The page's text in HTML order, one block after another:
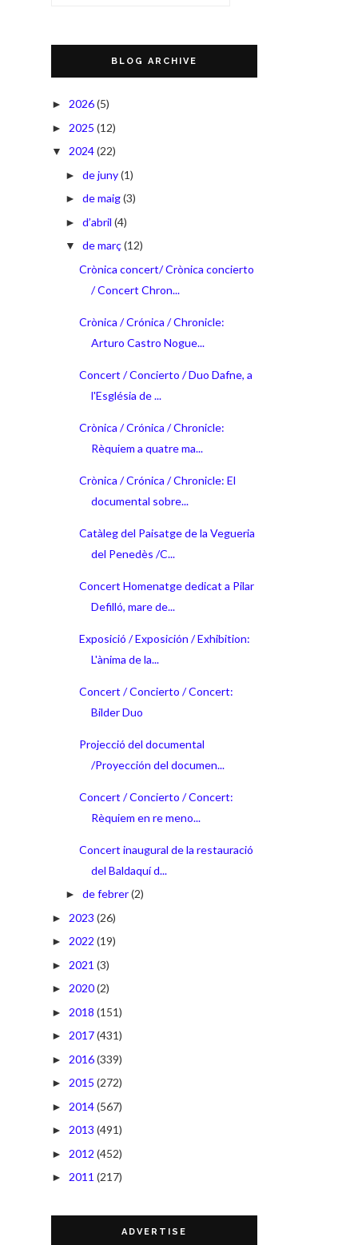
BLOG ARCHIVE
► 2026(5)
► 2025 (12)
▼ 2024(22)
► de juny(1)
► de maig(3)
► d’abril (4)
▼ de març(12)
Crònica concert/ Crònica concierto
/ Concert Chron...
Crònica / Crónica / Chronicle:
Arturo Castro Nogue...
Concert / Concierto / Duo Dafne, a
l'Església de ...
Crònica / Crónica / Chronicle:
Rèquiem a quatre ma...
Crònica / Crónica / Chronicle: El
documental sobre...
Catàleg del Paisatge de la Vegueria
del Penedès /C...
Concert Homenatge dedicat a Pilar
Defilló, mare de...
Exposició / Exposición / Exhibition:
L'ànima de la...
Concert / Concierto / Concert:
Bilder Duo
Projecció del documental
/Proyección del documen...
Concert / Concierto / Concert:
Rèquiem en re meno...
Concert inaugural de la restauració
del Baldaquí d...
► de febrer(2)
► 2023 (26)
► 2022 (19)
► 2021 (3)
► 2020(2)
► 2018 (151)
► 2017(431)
► 2016(339)
► 2015 (272)
► 2014(567)
► 2013 (491)
► 2012 (452)
► 2011 (217)
ADVERTISE